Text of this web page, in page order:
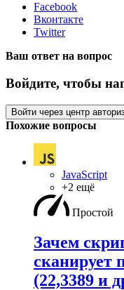
Facebook
Вконтакте
Twitter
Ваш ответ на вопрос
Войдите, чтобы
Войти через центр
Похожие вопросы
JavaScript
+2 ещё
Простой
Зачем
сканирует
(22,3389 и